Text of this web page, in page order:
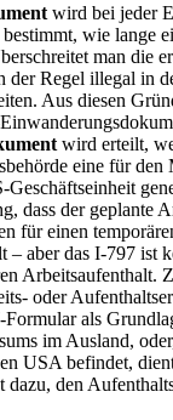
wird bei jeder
bestimmt, wie lange
man die
der Regel illegal in
Aus diesen
wird erteilt,
eine für den
Geschäftseinheit
dass der geplante
für einen
– aber das I-797 ist
Arbeitsaufenthalt.
oder
Formular als
im Ausland,
USA befindet,
den